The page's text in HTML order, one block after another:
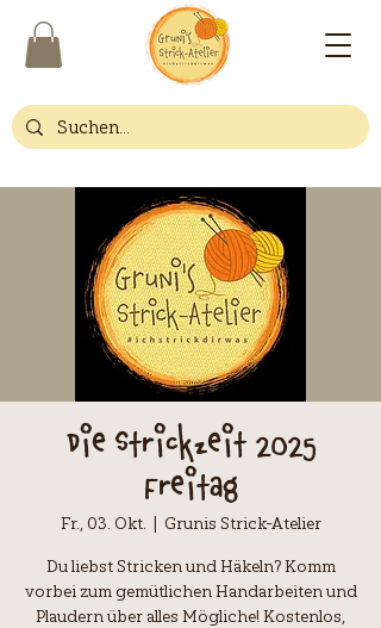
Die Strickzeit 2025
Freitag
Fr., 03. Okt.
  |
Grunis Strick-Atelier
Du liebst Stricken und Häkeln? Komm
vorbei zum gemütlichen Handarbeiten und
Plaudern über alles Mögliche! Kostenlos,